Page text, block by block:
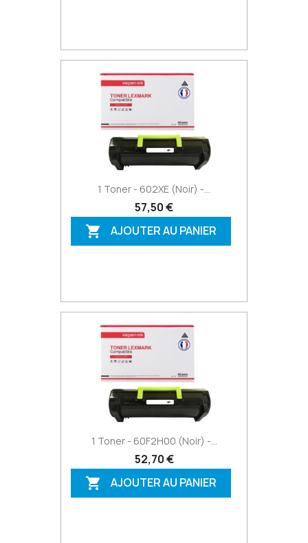
1 Toner - 602XE (Noir) -...
57,50 €
 AJOUTER AU PANIER
1 Toner - 60F2H00 (Noir) -...
52,70 €
 AJOUTER AU PANIER